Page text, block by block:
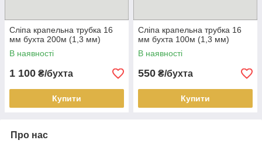
Сліпа крапельна трубка 16
мм бухта 200м (1,3 мм)
В наявності
1 100 ₴/бухта
Купити
Сліпа крапельна трубка 16
мм бухта 100м (1,3 мм)
В наявності
550 ₴/бухта
Купити
Про нас